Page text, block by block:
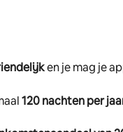
en je mag je
120 nachten per